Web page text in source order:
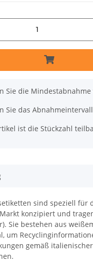
Sie die Mindestabnahme
Sie das Abnahmeintervall
ist die Stückzahl
sind speziell für
konzipiert und
Sie bestehen aus
um
gemäß